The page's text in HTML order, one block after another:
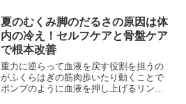
夏のむくみ脚のだるさの原因は体
内の冷え！セルフケアと骨盤ケア
で根本改善
重力に逆らって血液を戻す役割を担うの
がふくらはぎの筋肉歩いたり動くことで
ポンプのように血液を押し上げるリンパ